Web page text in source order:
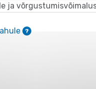
ja
?